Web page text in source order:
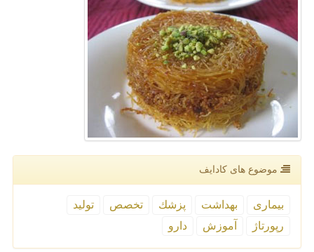
موضوع های كادایف
بیماری بهداشت پزشك تخصص
تولید
رپورتاژ
آموزش دارو